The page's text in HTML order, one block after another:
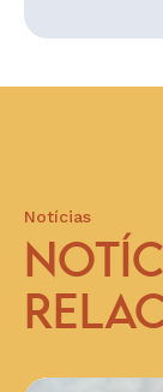
Notícias